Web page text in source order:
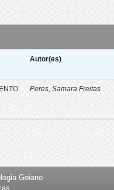
Autor(es)
Peres, Samara Freitas
Goiano